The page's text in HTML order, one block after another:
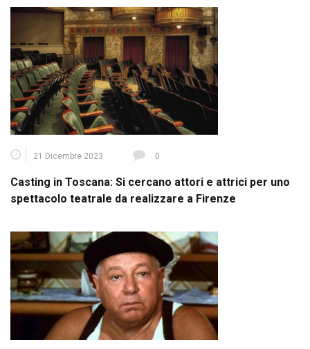
21 Dicembre 2023 0
Casting in Toscana: Si cercano attori e attrici per uno
spettacolo teatrale da realizzare a Firenze